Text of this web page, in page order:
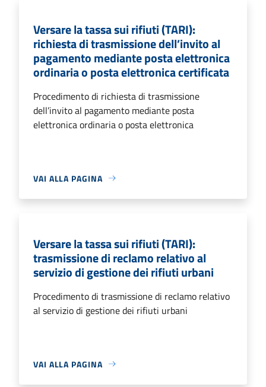
Versare la tassa sui rifiuti (TARI):
richiesta di trasmissione dell’invito al
pagamento mediante posta elettronica
ordinaria o posta elettronica certificata
Procedimento di richiesta di trasmissione
dell’invito al pagamento mediante posta
elettronica ordinaria o posta elettronica
VAI ALLA PAGINA
Versare la tassa sui rifiuti (TARI):
trasmissione di reclamo relativo al
servizio di gestione dei rifiuti urbani
Procedimento di trasmissione di reclamo relativo
al servizio di gestione dei rifiuti urbani
VAI ALLA PAGINA